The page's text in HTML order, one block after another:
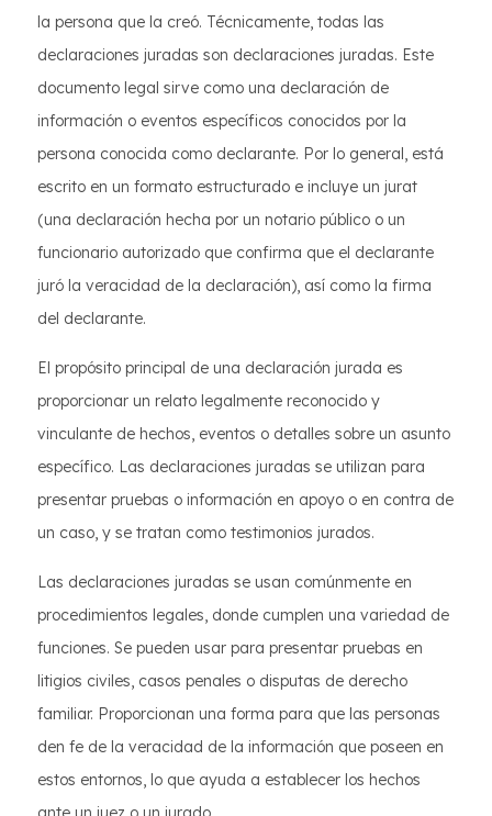
la persona que la creó. Técnicamente, todas las
declaraciones juradas son declaraciones juradas. Este
documento legal sirve como una declaración de
información o eventos específicos conocidos por la
persona conocida como declarante. Por lo general, está
escrito en un formato estructurado e incluye un jurat
(una declaración hecha por un notario público o un
funcionario autorizado que confirma que el declarante
juró la veracidad de la declaración), así como la firma
del declarante.
El propósito principal de una declaración jurada es
proporcionar un relato legalmente reconocido y
vinculante de hechos, eventos o detalles sobre un asunto
específico. Las declaraciones juradas se utilizan para
presentar pruebas o información en apoyo o en contra de
un caso, y se tratan como testimonios jurados.
Las declaraciones juradas se usan comúnmente en
procedimientos legales, donde cumplen una variedad de
funciones. Se pueden usar para presentar pruebas en
litigios civiles, casos penales o disputas de derecho
familiar. Proporcionan una forma para que las personas
den fe de la veracidad de la información que poseen en
estos entornos, lo que ayuda a establecer los hechos